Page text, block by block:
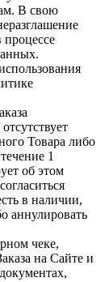
В свою
Товара либо
1
об этом
в наличии,
аннулировать
чеке,
на Сайте и